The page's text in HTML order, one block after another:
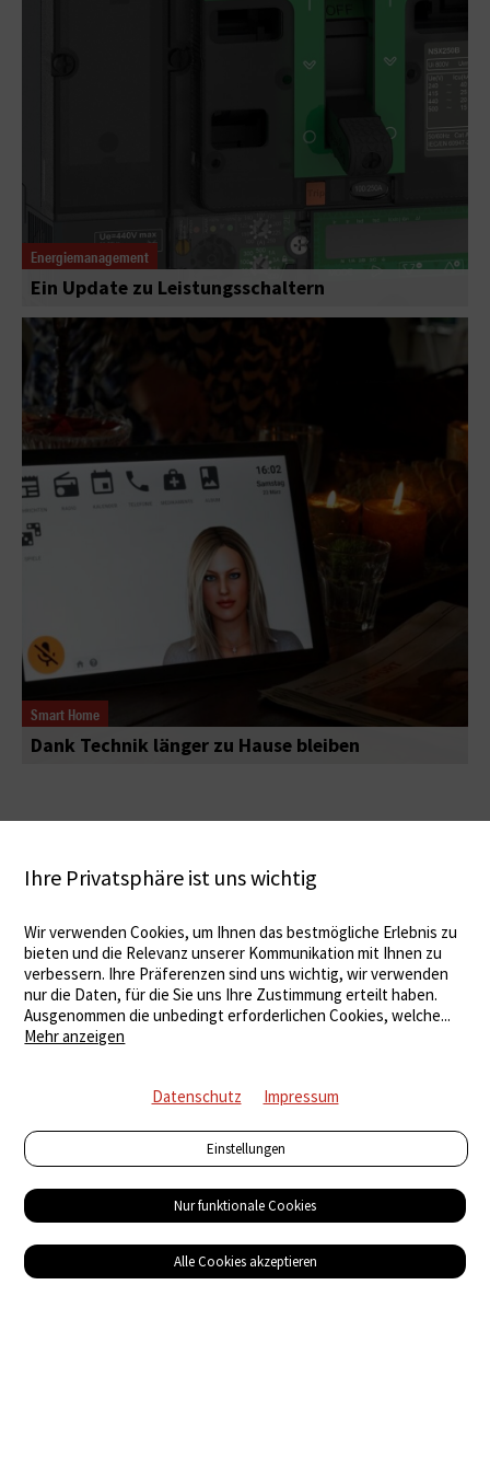
Energiemanagement
Ein Update zu Leistungsschaltern
Smart Home
Dank Technik länger zu Hause bleiben
Ihre Privatsphäre ist uns wichtig
Wir verwenden Cookies, um Ihnen das bestmögliche Erlebnis zu
bieten und die Relevanz unserer Kommunikation mit Ihnen zu
verbessern. Ihre Präferenzen sind uns wichtig, wir verwenden
nur die Daten, für die Sie uns Ihre Zustimmung erteilt haben.
Ausgenommen die unbedingt erforderlichen Cookies, welche...
Mehr anzeigen
Datenschutz Impressum
Einstellungen
Nur funktionale Cookies
Alle Cookies akzeptieren